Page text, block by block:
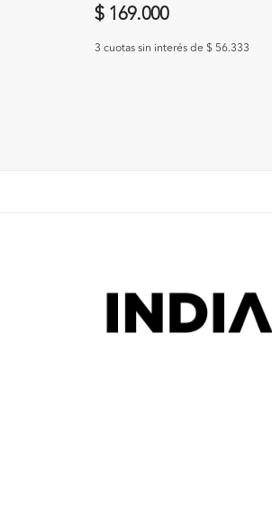
$ 169.000
3 cuotas sin interés de $ 56.333